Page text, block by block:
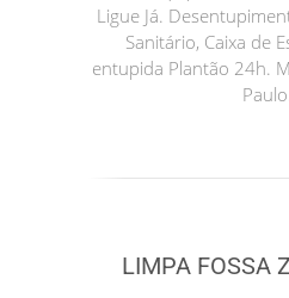
Ligue Já.
Sanitário, Caixa de
entupida Plantão 24h.
LIMPA FOSSA